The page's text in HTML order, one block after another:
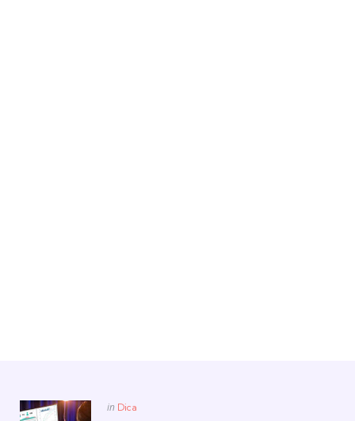
Posted
in Dica